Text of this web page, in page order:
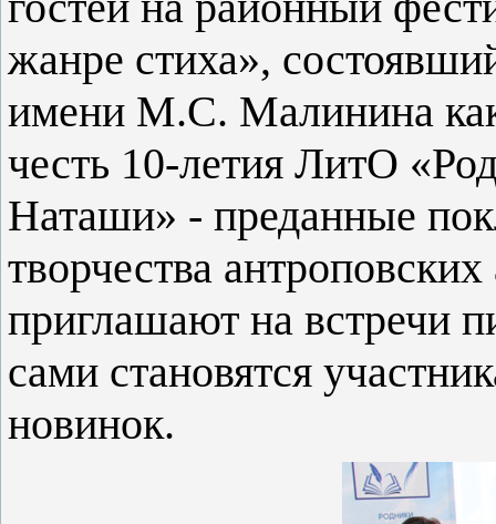
жанре стиха»,
имени М.С. Малинина
честь 10-летия ЛитО
Наташи» - преданные
творчества
приглашают на встречи
сами становятся
новинок.